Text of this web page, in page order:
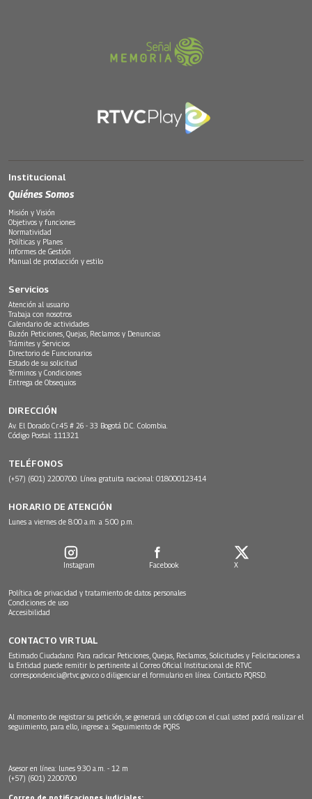
Institucional
Quiénes Somos
Misión y Visión
Objetivos y funciones
Normatividad
Políticas y Planes
Informes de Gestión
Manual de producción y estilo
Servicios
Atención al usuario
Trabaja con nosotros
Calendario de actividades
Buzón Peticiones, Quejas, Reclamos y Denuncias
Trámites y Servicios
Directorio de Funcionarios
Estado de su solicitud
Términos y Condiciones
Entrega de Obsequios
DIRECCIÓN
Av. El Dorado Cr.45 # 26 - 33 Bogotá D.C. Colombia.
Código Postal: 111321
TELÉFONOS
(+57) (601) 2200700. Línea gratuita nacional: 018000123414
HORARIO DE ATENCIÓN
Lunes a viernes de 8:00 a.m. a 5:00 p.m.
Instagram Facebook X
Política de privacidad y tratamiento de datos personales
Condiciones de uso
Accesibilidad
CONTACTO VIRTUAL
Estimado Ciudadano: Para radicar Peticiones, Quejas, Reclamos, Solicitudes y Felicitaciones a
la Entidad puede remitir lo pertinente al Correo Oficial Institucional de RTVC
correspondencia@rtvc.gov.co o diligenciar el formulario en línea: Contacto PQRSD.
Al momento de registrar su petición, se generará un código con el cual usted podrá realizar el
seguimiento, para ello, ingrese a: Seguimiento de PQRS
Asesor en línea: lunes 9:30 a.m. - 12 m
(+57) (601) 2200700